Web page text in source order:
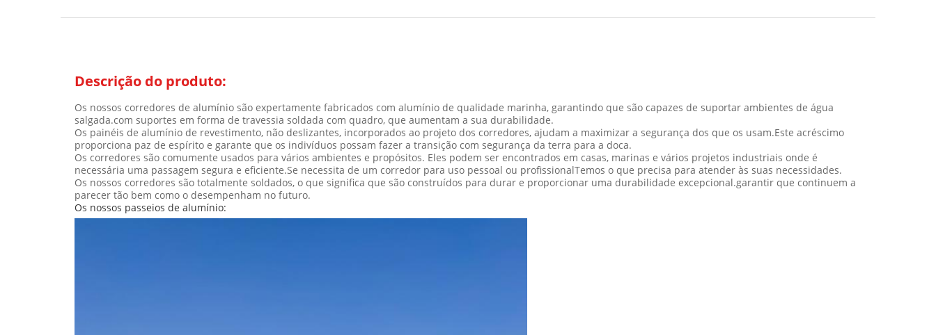
Descrição do produto:
Os nossos corredores de alumínio são expertamente fabricados com alumínio de qualidade marinha, garantindo que são capazes de suportar ambientes de água
salgada.com suportes em forma de travessia soldada com quadro, que aumentam a sua durabilidade.
Os painéis de alumínio de revestimento, não deslizantes, incorporados ao projeto dos corredores, ajudam a maximizar a segurança dos que os usam.Este acréscimo
proporciona paz de espírito e garante que os indivíduos possam fazer a transição com segurança da terra para a doca.
Os corredores são comumente usados para vários ambientes e propósitos. Eles podem ser encontrados em casas, marinas e vários projetos industriais onde é
necessária uma passagem segura e eficiente.Se necessita de um corredor para uso pessoal ou profissionalTemos o que precisa para atender às suas necessidades.
Os nossos corredores são totalmente soldados, o que significa que são construídos para durar e proporcionar uma durabilidade excepcional.garantir que continuem a
parecer tão bem como o desempenham no futuro.
Os nossos passeios de alumínio: